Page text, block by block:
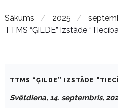
Sākums / 2025 /
TTMS “ĢILDE” izstāde
TTMS “ĢILDE” IZSTĀDE
Svētdiena, 14. septembris,